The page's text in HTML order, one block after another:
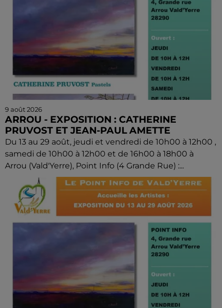
9 août 2026
ARROU - EXPOSITION : CATHERINE
PRUVOST ET JEAN-PAUL AMETTE
Du 13 au 29 août, jeudi et vendredi de 10h00 à 12h00 ,
samedi de 10h00 à 12h00 et de 16h00 à 18h00 à
Arrou (Vald'Yerre), Point Info (4 Grande Rue) :...